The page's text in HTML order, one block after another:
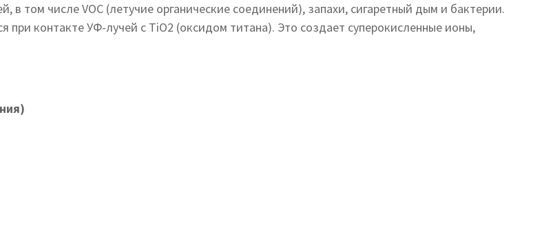
том числе VOC (летучие органические соединений), запахи, сигаретный дым и бактерии.
контакте УФ-лучей с TiO2 (оксидом титана). Это создает суперокисленные ионы,